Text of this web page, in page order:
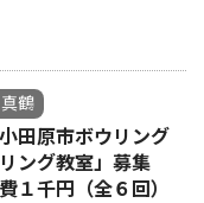
鶴
田原市ボウリング
ング教室」募集
千円（全６回）